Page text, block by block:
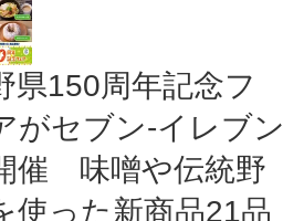
県150周年記念フ
がセブン-イレブン
催 味噌や伝統野
使った新商品21品